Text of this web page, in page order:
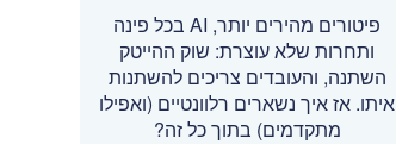
פיטורים מהירים יותר, AI בכל פינה
ותחרות שלא עוצרת: שוק ההייטק
השתנה, והעובדים צריכים להשתנות
איתו. אז איך נשארים רלוונטיים (ואפילו
מתקדמים) בתוך כל זה?